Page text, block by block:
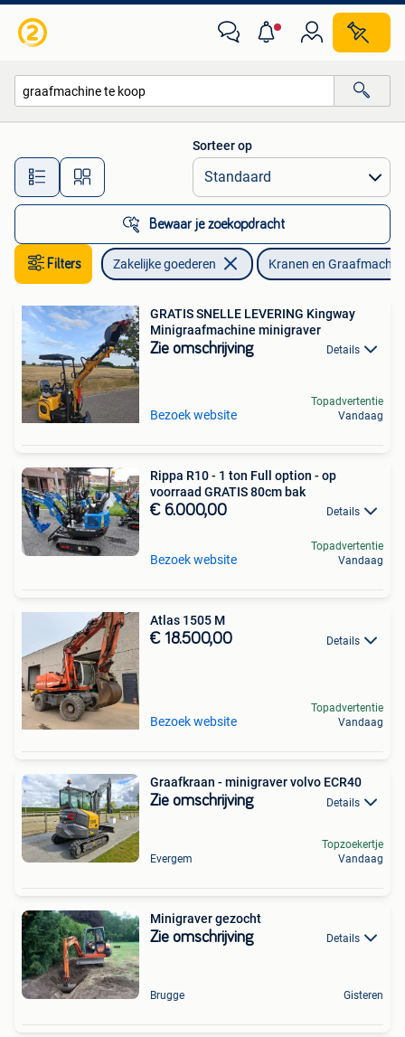
Alle afstanden…
Sorteer op
Bewaar je zoekopdracht
Filters Zakelijke goederen Kranen en
GRATIS SNELLE LEVERING Kingway
Minigraafmachine minigraver
Zie omschrijving Details
Bezoek website
Topadvertentie
Vandaag
Rippa R10 - 1 ton Full option - op
voorraad GRATIS 80cm bak
€ 6.000,00 Details
Bezoek website
Topadvertentie
Vandaag
Atlas 1505 M
€ 18.500,00 Details
Bezoek website
Topadvertentie
Vandaag
Graafkraan - minigraver volvo ECR40
Zie omschrijving Details
Evergem
Topzoekertje
Vandaag
Minigraver gezocht
Zie omschrijving Details
Brugge Gisteren